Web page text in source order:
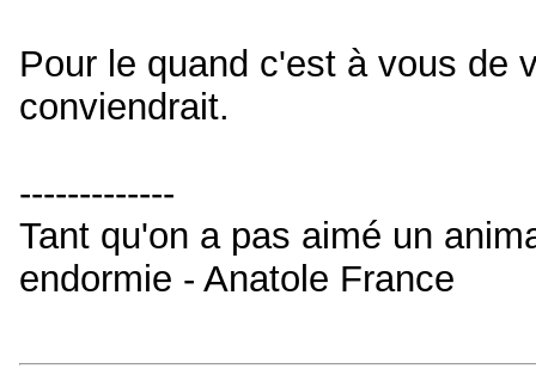
Pour le quand c'est à vous de
conviendrait.
-------------
Tant qu'on a pas aimé un
endormie - Anatole France